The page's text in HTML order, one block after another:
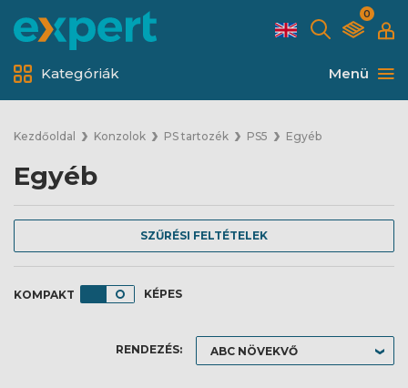
0
Menü
Kategóriák
Kezdőoldal Konzolok PS tartozék PS5 Egyéb
Egyéb
SZŰRÉSI FELTÉTELEK
KÉPES
RENDEZÉS: